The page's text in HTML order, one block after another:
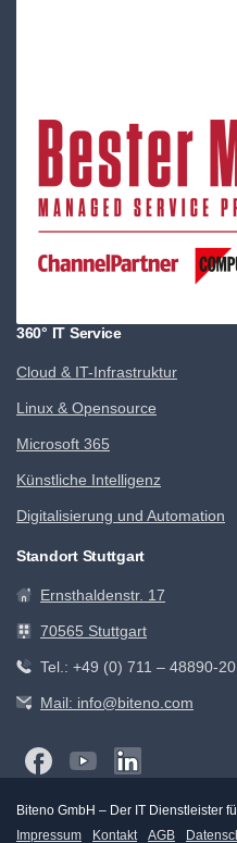
360° IT Service
Cloud & IT-Infrastruktur
Linux & Opensource
Microsoft 365
Künstliche Intelligenz
Digitalisierung und Automation
Standort Stuttgart
Ernsthaldenstr. 17
70565 Stuttgart
Tel.: +49 (0) 711 – 48890-20
Mail: info@biteno.com
Biteno GmbH – Der IT Dienstleister
Impressum
Kontakt AGB